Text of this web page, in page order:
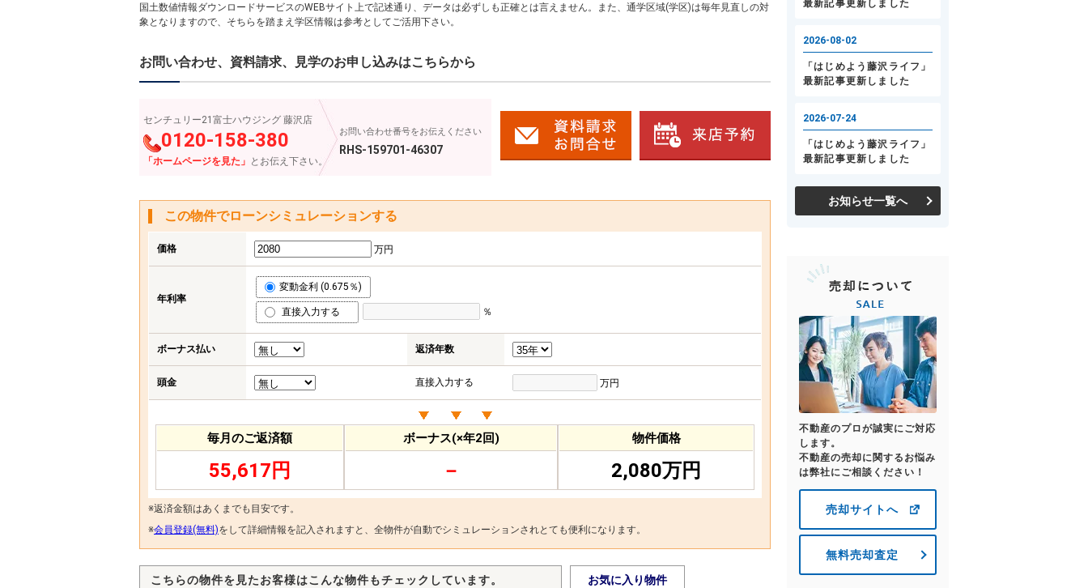
国土数値情報ダウンロードサービスのWEBサイト上で記述通り、データは必ずしも正確とは言えません。また、通学区域(学区)は毎年見直しの対
象となりますので、そちらを踏まえ学区情報は参考としてご活用下さい。
お問い合わせ、資料請求、見学のお申し込みはこちらから
センチュリー21富士ハウジング 藤沢店
0120-158-380
「ホームページを見た」 とお伝え下さい。
お問い合わせ番号をお伝えください
RHS-159701-46307
この物件でローンシミュレーションする
価格 万円
年利率
変動金利 (0.675％)
直接入力する ％
ボーナス払い 返済年数
頭金 直接入力する 万円
毎月のご返済額
55,617円
ボーナス(×年2回)
－
物件価格
2,080万円
※返済金額はあくまでも目安です。
※会員登録(無料)をして詳細情報を記入されますと、全物件が自動でシミュレーションされとても便利になります。
こちらの物件を見たお客様はこんな物件もチェックしています。 お気に入り物件
お知らせ一覧へ
不動産のプロが誠実にご対応
します。
不動産の売却に関するお悩み
は弊社にご相談ください！
売却サイトへ
無料売却査定